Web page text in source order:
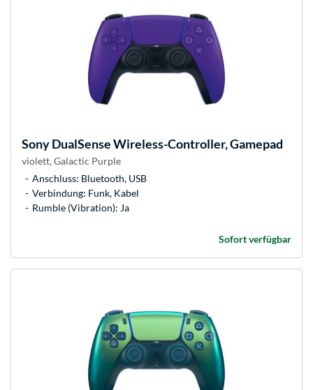
SonyDualSense Wireless-Controller, Gamepad
violett, Galactic Purple
Anschluss: Bluetooth, USB
Verbindung: Funk, Kabel
Rumble (Vibration): Ja
Sofort verfügbar